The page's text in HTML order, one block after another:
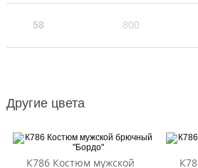
58 800
Другие цвета
К786 Костюм мужской